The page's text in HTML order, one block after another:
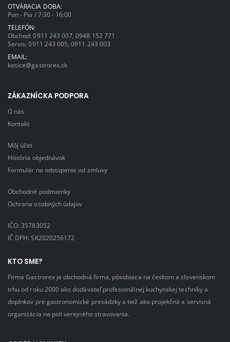
OTVÁRACIA DOBA:
Pon - Pia / 7:30 - 16:00
TELEFÓN:
Obchod:0911 243 007 ,0948 152 771
Servis:0911 243 005 ,0911 243 003
EMAIL:
kosice@gastrorex.sk
ZÁKAZNÍCKA PODPORA
O nás
Kontakt
Môj účet
História objednávok
Formulár na odstúpenie od zmluvy
Obchodné podmienky
Ochrana osobných údajov
IČO: 35783052
IČ DPH: SK2020256172
KTO SME?
Firma Gastrorex je obchodná firma, pôsobiaca na českom a slovenskom
trhu od roku 2000 ako dodávateľ profesionálnej kuchynskej techniky a
doplnkov pre gastronomické prevádzky a tiež ako projekčná a servisná
organizácia na poli verejného stravovania.